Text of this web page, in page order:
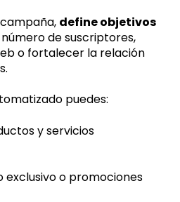
define objetivos
de suscriptores,
o fortalecer la relación
puedes:
y servicios
o promociones